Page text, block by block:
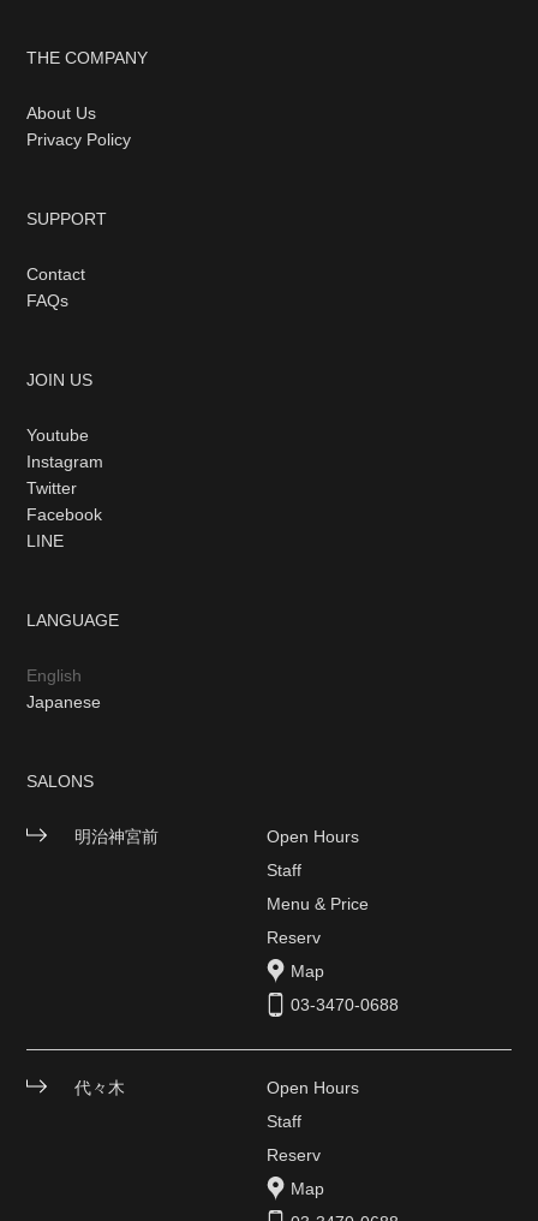
THE COMPANY
About Us
Privacy Policy
SUPPORT
Contact
FAQs
JOIN US
Youtube
Instagram
Twitter
Facebook
LINE
LANGUAGE
English
Japanese
SALONS
明治神宮前
Open Hours
Staff
Menu & Price
Reserv
Map
03-3470-0688
代々木
Open Hours
Staff
Reserv
Map